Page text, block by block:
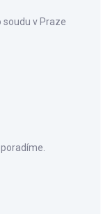
soudu v Praze